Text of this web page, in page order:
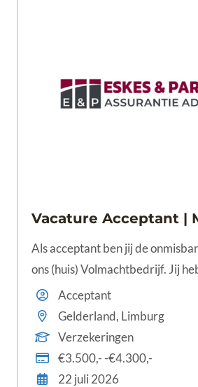
Als acceptant ben jij de
ons (huis) Volmachtbedrijf. Jij
bevoegdheid om namens
verzekeraars risico's te
accepteren. Met jouw vakkennis
beoordeel je aanvragen van je
relatiebeheerders snel en
Acceptant
Gelderland, Limburg
Verzekeringen
€3.500,- -€4.300,-
22 juli 2026